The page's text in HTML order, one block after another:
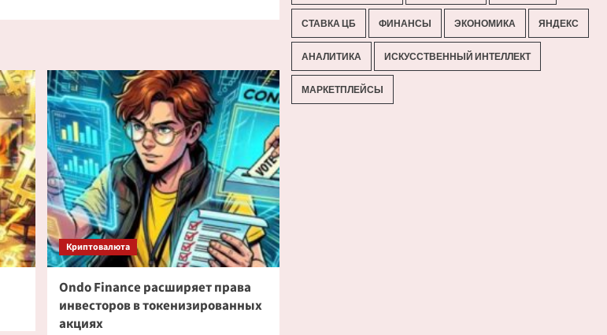
Криптовалюта
Ondo Finance расширяет права
инвесторов в токенизированных
акциях
СТАВКА ЦБ ФИНАНСЫ ЭКОНОМИКА ЯНДЕКС
АНАЛИТИКА ИСКУССТВЕННЫЙ ИНТЕЛЛЕКТ
МАРКЕТПЛЕЙСЫ